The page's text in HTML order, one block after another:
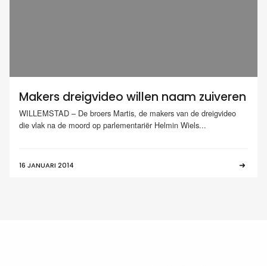
Makers dreigvideo willen naam zuiveren
WILLEMSTAD – De broers Martis, de makers van de dreigvideo
die vlak na de moord op parlementariër Helmin Wiels...
16 JANUARI 2014